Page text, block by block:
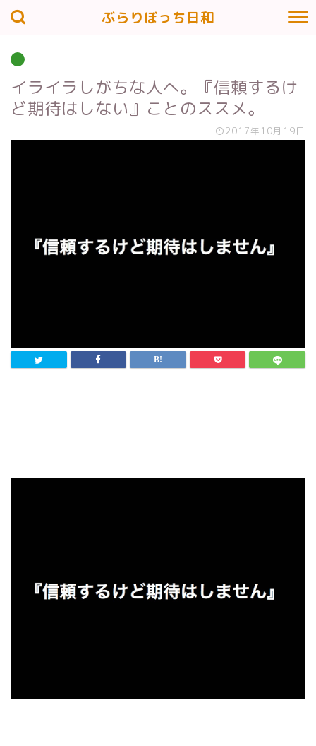
ぶらりぼっち日和
イライラしがちな人へ。『信頼するけ
ど期待はしない』ことのススメ。
2017年10月19日